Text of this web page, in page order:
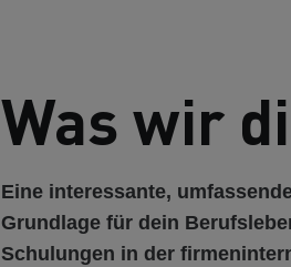
Was wir
Eine interessante,
Grundlage für dein
Schulungen in der